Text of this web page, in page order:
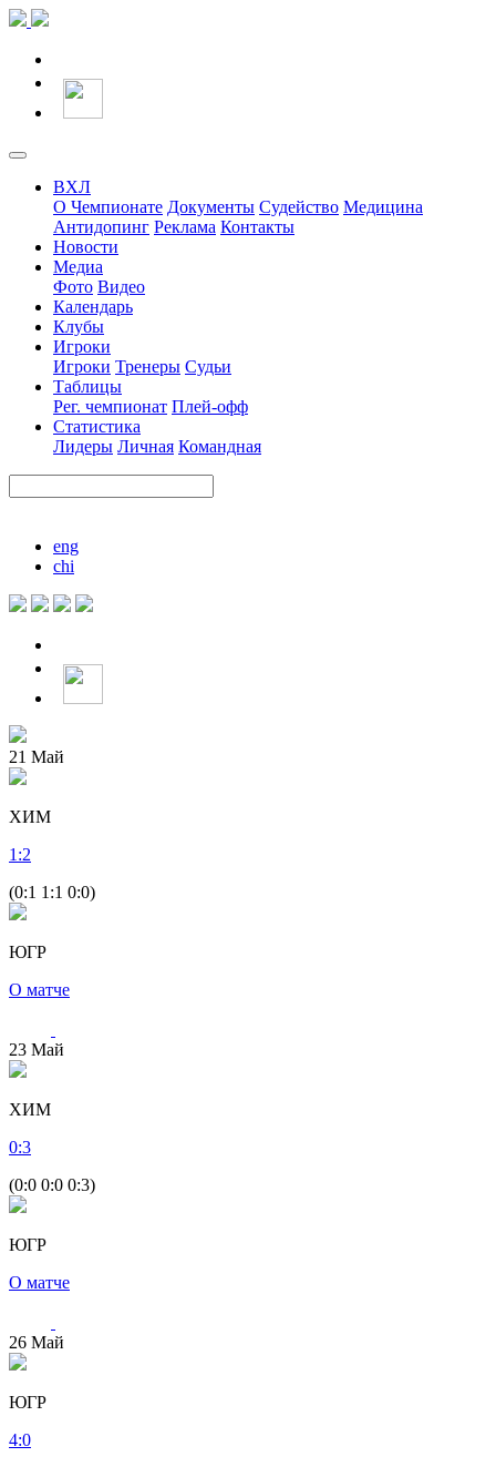
ВХЛ
О Чемпионате Документы Судейство Медицина
Антидопинг Реклама Контакты
Новости
Медиа
Фото Видео
Календарь
Клубы
Игроки
Игроки Тренеры Судьи
Таблицы
Рег. чемпионат Плей-офф
Статистика
Лидеры Личная Командная
eng
chi
21 Май
ХИМ
1 :2
(0:1 1:1 0:0)
ЮГР
О матче
23 Май
ХИМ
0:3
(0:0 0:0 0:3)
ЮГР
О матче
26 Май
ЮГР
4:0